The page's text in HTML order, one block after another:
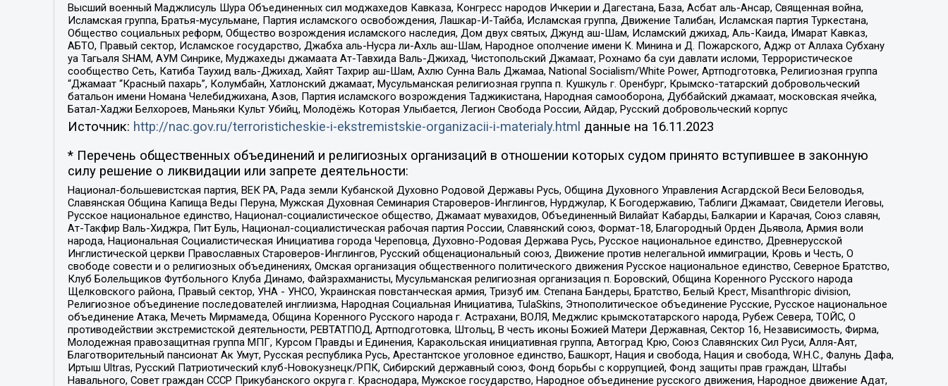
Высший военный Маджлисуль Шура Объединенных сил моджахедов Кавказа, Конгресс народов Ичкерии и Дагестана, База, Асбат аль-Ансар, Священная война,
Исламская группа, Братья-мусульмане, Партия исламского освобождения, Лашкар-И-Тайба, Исламская группа, Движение Талибан, Исламская партия Туркестана,
Общество социальных реформ, Общество возрождения исламского наследия, Дом двух святых, Джунд аш-Шам, Исламский джихад, Аль-Каида, Имарат Кавказ,
АБТО, Правый сектор, Исламское государство, Джабха аль-Нусра ли-Ахль аш-Шам, Народное ополчение имени К. Минина и Д. Пожарского, Аджр от Аллаха Субхану
уа Тагьаля SHAM, АУМ Синрике, Муджахеды джамаата Ат-Тавхида Валь-Джихад, Чистопольский Джамаат, Рохнамо ба суи давлати исломи, Террористическое
сообщество Сеть, Катиба Таухид валь-Джихад, Хайят Тахрир аш-Шам, Ахлю Сунна Валь Джамаа, National Socialism/White Power, Артподготовка, Религиозная группа
“Джамаат “Красный пахарь”, Колумбайн, Хатлонский джамаат, Мусульманская религиозная группа п. Кушкуль г. Оренбург, Крымско-татарский добровольческий
батальон имени Номана Челебиджихана, Азов, Партия исламского возрождения Таджикистана, Народная самооборона, Дуббайский джамаат, московская ячейка,
Батал-Хаджи Белхороев, Маньяки Культ Убийц, Молодёжь Которая Улыбается, Легион Свобода России, Айдар, Русский добровольческий корпус
Источник: http://nac.gov.ru/terroristicheskie-i-ekstremistskie-organizacii-i-materialy.html данные на 16.11.2023
* Перечень общественных объединений и религиозных организаций в отношении которых судом принято вступившее в законную
силу решение о ликвидации или запрете деятельности:
Национал-большевистская партия, ВЕК РА, Рада земли Кубанской Духовно Родовой Державы Русь, Община Духовного Управления Асгардской Веси Беловодья,
Славянская Община Капища Веды Перуна, Мужская Духовная Семинария Староверов-Инглингов, Нурджулар, К Богодержавию, Таблиги Джамаат, Свидетели Иеговы,
Русское национальное единство, Национал-социалистическое общество, Джамаат мувахидов, Объединенный Вилайат Кабарды, Балкарии и Карачая, Союз славян,
Ат-Такфир Валь-Хиджра, Пит Буль, Национал-социалистическая рабочая партия России, Славянский союз, Формат-18, Благородный Орден Дьявола, Армия воли
народа, Национальная Социалистическая Инициатива города Череповца, Духовно-Родовая Держава Русь, Русское национальное единство, Древнерусской
Инглистической церкви Православных Староверов-Инглингов, Русский общенациональный союз, Движение против нелегальной иммиграции, Кровь и Честь, О
свободе совести и о религиозных объединениях, Омская организация общественного политического движения Русское национальное единство, Северное Братство,
Клуб Болельщиков Футбольного Клуба Динамо, Файзрахманисты, Мусульманская религиозная организация п. Боровский, Община Коренного Русского народа
Щелковского района, Правый сектор, УНА - УНСО, Украинская повстанческая армия, Тризуб им. Степана Бандеры, Братство, Белый Крест, Misanthropic division,
Религиозное объединение последователей инглиизма, Народная Социальная Инициатива, TulaSkins, Этнополитическое объединение Русские, Русское национальное
объединение Атака, Мечеть Мирмамеда, Община Коренного Русского народа г. Астрахани, ВОЛЯ, Меджлис крымскотатарского народа, Рубеж Севера, ТОЙС, О
противодействии экстремистской деятельности, РЕВТАТПОД, Артподготовка, Штольц, В честь иконы Божией Матери Державная, Сектор 16, Независимость, Фирма,
Молодежная правозащитная группа МПГ, Курсом Правды и Единения, Каракольская инициативная группа, Автоград Крю, Союз Славянских Сил Руси, Алля-Аят,
Благотворительный пансионат Ак Умут, Русская республика Русь, Арестантское уголовное единство, Башкорт, Нация и свобода, Нация и свобода, W.H.С., Фалунь Дафа,
Иртыш Ultras, Русский Патриотический клуб-Новокузнецк/РПК, Сибирский державный союз, Фонд борьбы с коррупцией, Фонд защиты прав граждан, Штабы
Навального, Совет граждан СССР Прикубанского округа г. Краснодара, Мужское государство, Народное объединение русского движения, Народное движение Адат,